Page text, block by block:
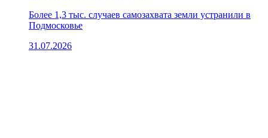
Более 1,3 тыс. случаев самозахвата земли устранили в
Подмосковье
31.07.2026